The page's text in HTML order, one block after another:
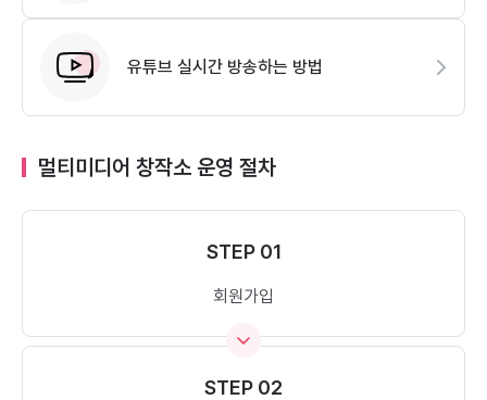
유튜브 실시간 방송하는 방법
멀티미디어 창작소 운영 절차
STEP 01
회원가입
STEP 02